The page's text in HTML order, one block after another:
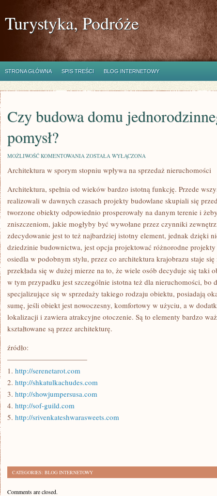
Turystyka, Podróże
STRONA GŁÓWNA SPIS TREŚCI BLOG INTERNETOWY
Czy budowa domu
pomysł?
MOŻLIWOŚĆ KOMENTOWANIA CZY
DOMU
JEDNORODZINNEGO
DOBRY
POMYSŁ?
ZOSTAŁA WYŁĄCZONA
Architektura w sporym stopniu wpływa na sprzedaż nieruchomości
Architektura, spełnia od wieków bardzo istotną funkcję. Przede
realizowali w dawnych czasach projekty budowlane skupiali się
tworzone obiekty odpowiednio prosperowały na danym terenie i
zniszczeniom, jakie mogłyby być wywołane przez czynniki
zdecydowanie jest to też najbardziej istotny element, jednak dzięki
dziedzinie budownictwa, jest opcja projektować różnorodne
osiedla w podobnym stylu, przez co architektura krajobrazu staje
przekłada się w dużej mierze na to, że wiele osób decyduje się taki
w tym przypadku jest szczególnie istotna też dla nieruchomości, bo
specjalizujące się w sprzedaży takiego rodzaju obiektu, posiadają
sumę, jeśli obiekt jest nowoczesny, komfortowy w użyciu, a w
lokalizacji i zawiera atrakcyjne otoczenie. Są to elementy bardzo
kształtowane są przez architekturę.
źródło:
———————————
1. http://serenetarot.com
2. http://shkatulkachudes.com
3. http://showjumpersusa.com
4. http://sof-guild.com
5. http://srivenkateshwarasweets.com
CATEGORIES: BLOG INTERNETOWY
Comments are closed.